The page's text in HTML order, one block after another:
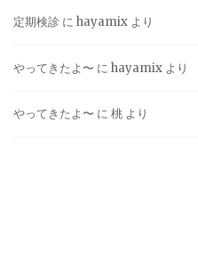
定期検診 に hayamix より
やってきたよ〜 に hayamix より
やってきたよ〜 に 桃 より